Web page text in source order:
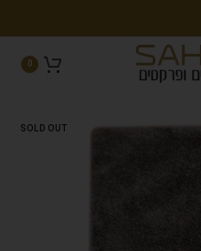
0
SOLD OUT